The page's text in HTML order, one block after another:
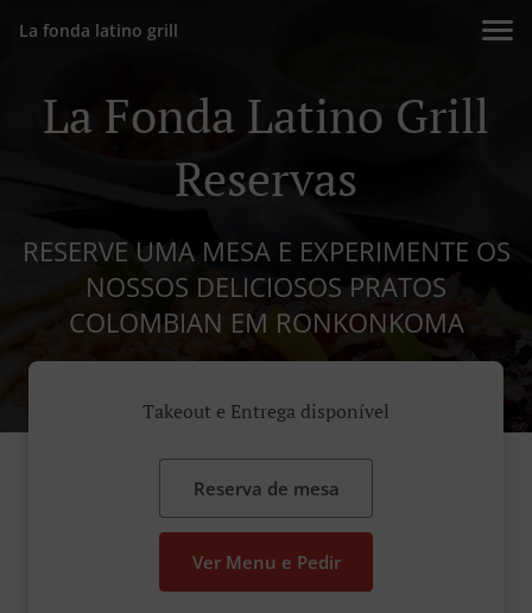
La fonda latino grill
La Fonda Latino Grill
Reservas
RESERVE UMA MESA E EXPERIMENTE OS
NOSSOS DELICIOSOS PRATOS
COLOMBIAN EM RONKONKOMA
Takeout e Entrega disponível
Reserva de mesa
Ver Menu e Pedir